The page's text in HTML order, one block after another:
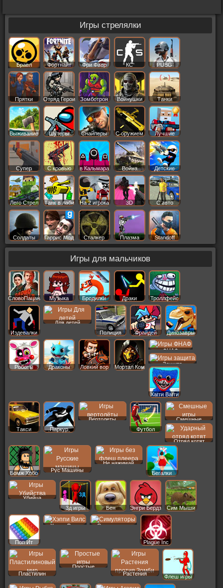
Игры стрелялки
Бравл
Старс
Фортнайт Фри Фаер КС PUBG
Прятки Отряд Герои Зомботрон Войнушки Танки
Выживание Шутеры Снайперы С оружием Лучшие
Супер С кровью в Кальмара Война Детские
Лего Стрел Танк в лаби На 2 игрока 3D С авто
Солдаты Гаррис Мод Сталкер Плазма Standoff
Игры для мальчиков
СловоПацана Музыка Бродилки Драки Троллфейс
Издевалки
Для детей
Полиция
Фрайдей Динозавры
Роботы Драконы Ловкий вор Мортал Ком
ФНАФ
Защита
Хагги Вагги
Такси Паркур
Вертолеты
Футбол
Смешные
Отряд котят
Бомж Хобо
Рус Машины
Не нажимай
Бегалки
Убийца
3д игры
Бен Энгри Бердз Сим Мыши
Поп Ит
Хэппи Вилс Симуляторы
Plague Inc
Пластилин
Простые
Растения
Флеш игры